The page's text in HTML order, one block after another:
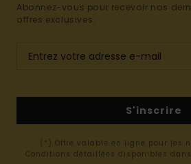
Abonnez-vous pour recevoir nos
offres exclusives.
S'inscrire
(*) Offre valable en ligne pour les
Conditions détaillées disponibles